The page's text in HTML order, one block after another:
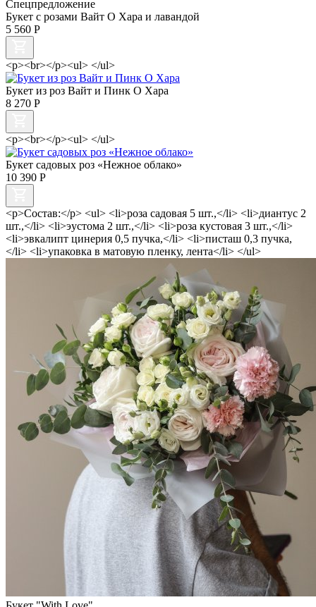
Спецпредложение
Букет с розами Вайт О Хара и лавандой
5 560 Р
<p><br></p><ul> </ul>
Букет из роз Вайт и Пинк О Хара
8 270 Р
<p><br></p><ul> </ul>
Букет садовых роз «Нежное облако»
10 390 Р
<p>Состав:</p> <ul> <li>роза садовая 5 шт.,</li> <li>диантус 2
шт.,</li> <li>эустома 2 шт.,</li> <li>роза кустовая 3 шт.,</li>
<li>эвкалипт цинерия 0,5 пучка,</li> <li>писташ 0,3 пучка,
</li> <li>упаковка в матовую пленку, лента</li> </ul>